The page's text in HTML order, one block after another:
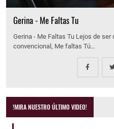
Gerina - Me Faltas Tu
Gerina - Me Faltas Tu Lejos de ser
convencional, Me faltas Tú…
!MIRA NUESTRO ÚLTIMO VIDEO!